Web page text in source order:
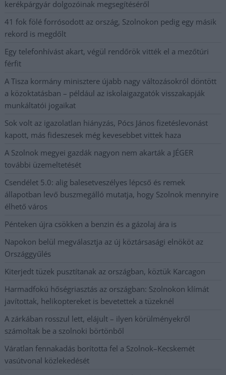
kerékpárgyár dolgozóinak megsegítéséről
41 fok fölé forrósodott az ország, Szolnokon pedig egy másik
rekord is megdőlt
Egy telefonhívást akart, végül rendőrök vitték el a mezőtúri
férfit
A Tisza kormány minisztere újabb nagy változásokról döntött
a közoktatásban – például az iskolaigazgatók visszakapják
munkáltatói jogaikat
Sok volt az igazolatlan hiányzás, Pócs János fizetéslevonást
kapott, más fideszesek még kevesebbet vittek haza
A Szolnok megyei gazdák nagyon nem akarták a JÉGER
további üzemeltetését
Csendélet 5.0: alig balesetveszélyes lépcső és remek
állapotban levő buszmegálló mutatja, hogy Szolnok mennyire
élhető város
Pénteken újra csökken a benzin és a gázolaj ára is
Napokon belül megválasztja az új köztársasági elnököt az
Országgyűlés
Kiterjedt tüzek pusztítanak az országban, köztük Karcagon
Harmadfokú hőségriasztás az országban: Szolnokon klímát
javítottak, helikoptereket is bevetettek a tüzeknél
A zárkában rosszul lett, elájult – ilyen körülményekről
számoltak be a szolnoki börtönből
Váratlan fennakadás borította fel a Szolnok–Kecskemét
vasútvonal közlekedését